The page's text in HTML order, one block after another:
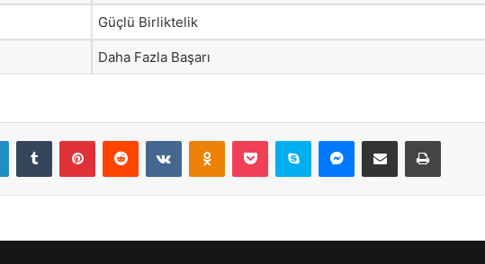
Güçlü Birliktelik
Daha Fazla Başarı
LinkedInTumblr PinterestReddit VKontakteOdnoklassniki
Pocket Skype Messenger
E-Posta ile paylaş Yazdır